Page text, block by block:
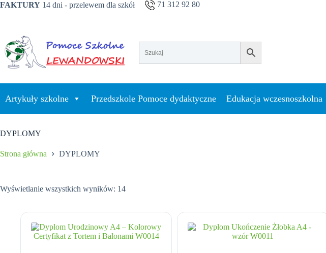
Przejdź
FAKTURY 14 dni - przelewem dla szkół 71 312 92 80
Artykuły szkolne Przedszkole Pomoce dydaktyczne Edukacja wczesnoszkolna
DYPLOMY
Strona główna DYPLOMY
Wyświetlanie wszystkich wyników: 14